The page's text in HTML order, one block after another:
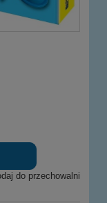
do przechowalni